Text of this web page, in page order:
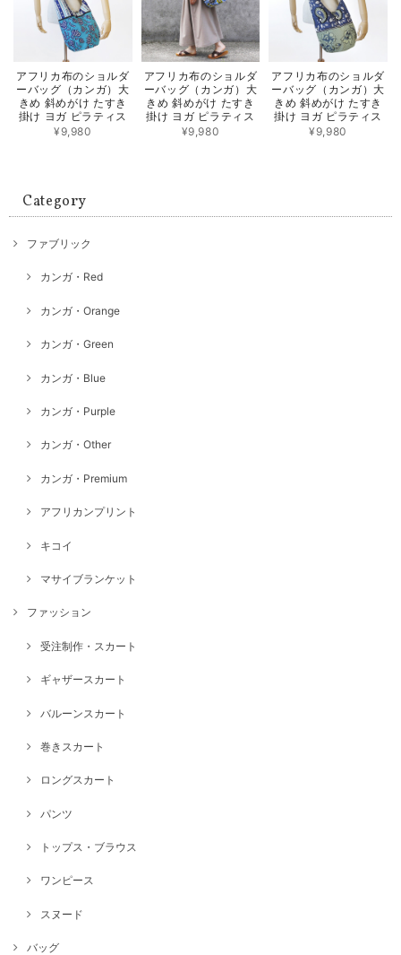
アフリカ布のショルダ
ーバッグ（カンガ）大
きめ 斜めがけ たすき
掛け ヨガ ピラティス
¥9,980
アフリカ布のショルダ
ーバッグ（カンガ）大
きめ 斜めがけ たすき
掛け ヨガ ピラティス
¥9,980
アフリカ布のショルダ
ーバッグ（カンガ）大
きめ 斜めがけ たすき
掛け ヨガ ピラティス
¥9,980
Category
ファブリック
カンガ・Red
カンガ・Orange
カンガ・Green
カンガ・Blue
カンガ・Purple
カンガ・Other
カンガ・Premium
アフリカンプリント
キコイ
マサイブランケット
ファッション
受注制作・スカート
ギャザースカート
バルーンスカート
巻きスカート
ロングスカート
パンツ
トップス・ブラウス
ワンピース
スヌード
バッグ